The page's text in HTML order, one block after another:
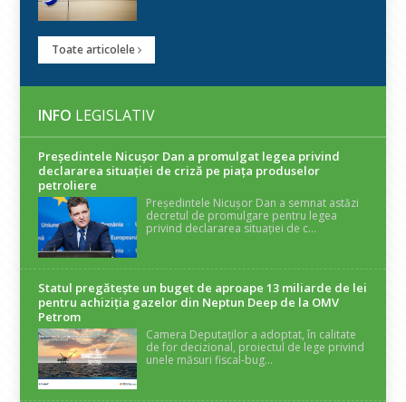
Toate articolele
INFO LEGISLATIV
Președintele Nicuşor Dan a promulgat legea privind
declararea situaţiei de criză pe piaţa produselor
petroliere
Președintele Nicușor Dan a semnat astăzi
decretul de promulgare pentru legea
privind declararea situației de c...
Statul pregătește un buget de aproape 13 miliarde de lei
pentru achiziția gazelor din Neptun Deep de la OMV
Petrom
Camera Deputaților a adoptat, în calitate
de for decizional, proiectul de lege privind
unele măsuri fiscal-bug...